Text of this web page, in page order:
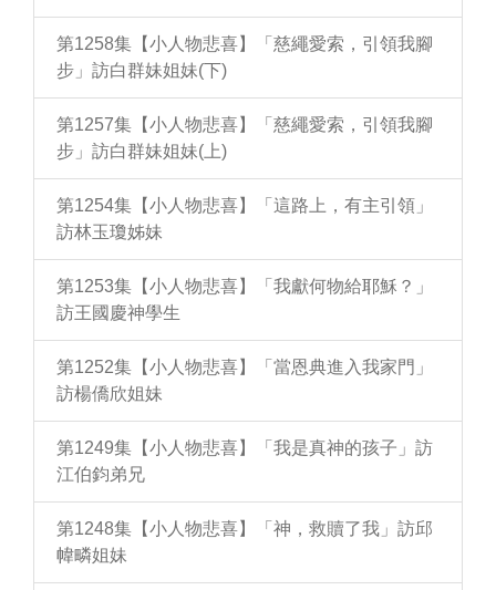
第1258集【小人物悲喜】「慈繩愛索，引領我腳
步」訪白群妹姐妹(下)
第1257集【小人物悲喜】「慈繩愛索，引領我腳
步」訪白群妹姐妹(上)
第1254集【小人物悲喜】「這路上，有主引領」
訪林玉瓊姊妹
第1253集【小人物悲喜】「我獻何物給耶穌？」
訪王國慶神學生
第1252集【小人物悲喜】「當恩典進入我家門」
訪楊僑欣姐妹
第1249集【小人物悲喜】「我是真神的孩子」訪
江伯鈞弟兄
第1248集【小人物悲喜】「神，救贖了我」訪邱
幃疄姐妹